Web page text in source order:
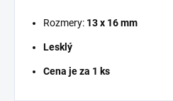
Rozmery: 13 x 16 mm
Lesklý
Cena je za 1 ks